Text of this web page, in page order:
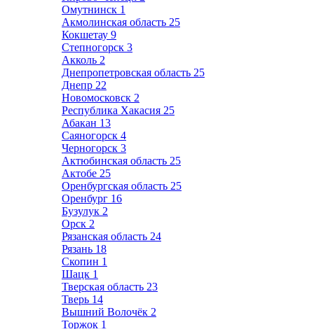
Омутнинск 1
Акмолинская область 25
Кокшетау 9
Степногорск 3
Акколь 2
Днепропетровская область 25
Днепр 22
Новомосковск 2
Республика Хакасия 25
Абакан 13
Саяногорск 4
Черногорск 3
Актюбинская область 25
Актобе 25
Оренбургская область 25
Оренбург 16
Бузулук 2
Орск 2
Рязанская область 24
Рязань 18
Скопин 1
Шацк 1
Тверская область 23
Тверь 14
Вышний Волочёк 2
Торжок 1